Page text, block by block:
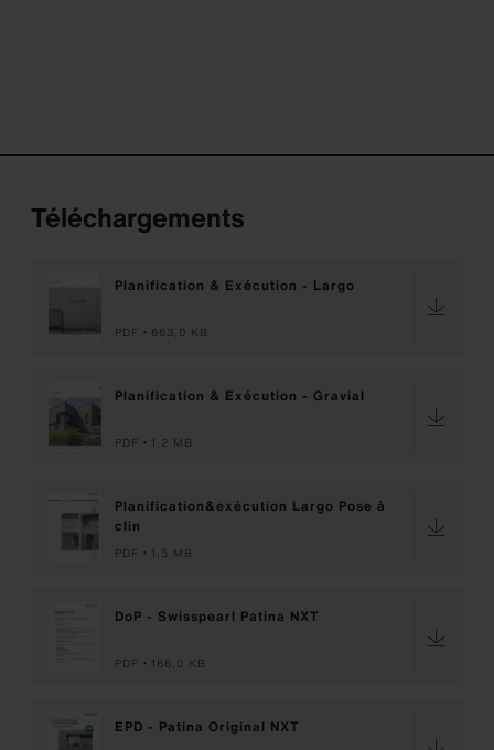
Téléchargements
Planification & Exécution - Largo
PDF 663,0 KB
Planification & Exécution - Gravial
PDF 1,2 MB
Planification&exécution Largo Pose à
clin
PDF 1,5 MB
DoP - Swisspearl Patina NXT
PDF 186,0 KB
EPD - Patina Original NXT